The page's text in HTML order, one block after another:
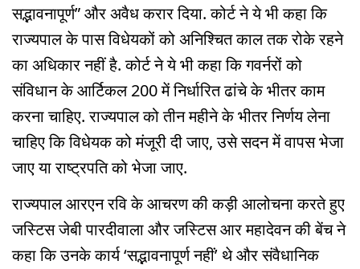
सद्भावनापूर्ण” और अवैध करार दिया. कोर्ट ने ये भी कहा कि
राज्यपाल के पास विधेयकों को अनिश्चित काल तक रोके रहने
का अधिकार नहीं है. कोर्ट ने ये भी कहा कि गवर्नरों को
संविधान के आर्टिकल 200 में निर्धारित ढांचे के भीतर काम
करना चाहिए. राज्यपाल को तीन महीने के भीतर निर्णय लेना
चाहिए कि विधेयक को मंजूरी दी जाए, उसे सदन में वापस भेजा
जाए या राष्ट्रपति को भेजा जाए.
राज्यपाल आरएन रवि के आचरण की कड़ी आलोचना करते हुए
जस्टिस जेबी पारदीवाला और जस्टिस आर महादेवन की बेंच ने
कहा कि उनके कार्य ‘सद्भावनापूर्ण नहीं’ थे और संवैधानिक